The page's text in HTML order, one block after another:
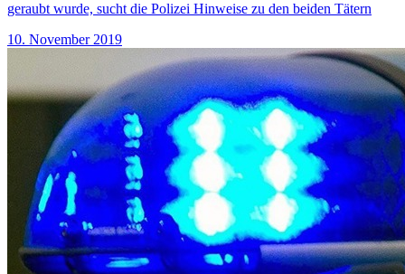
geraubt wurde, sucht die Polizei Hinweise zu den beiden Tätern
10. November 2019